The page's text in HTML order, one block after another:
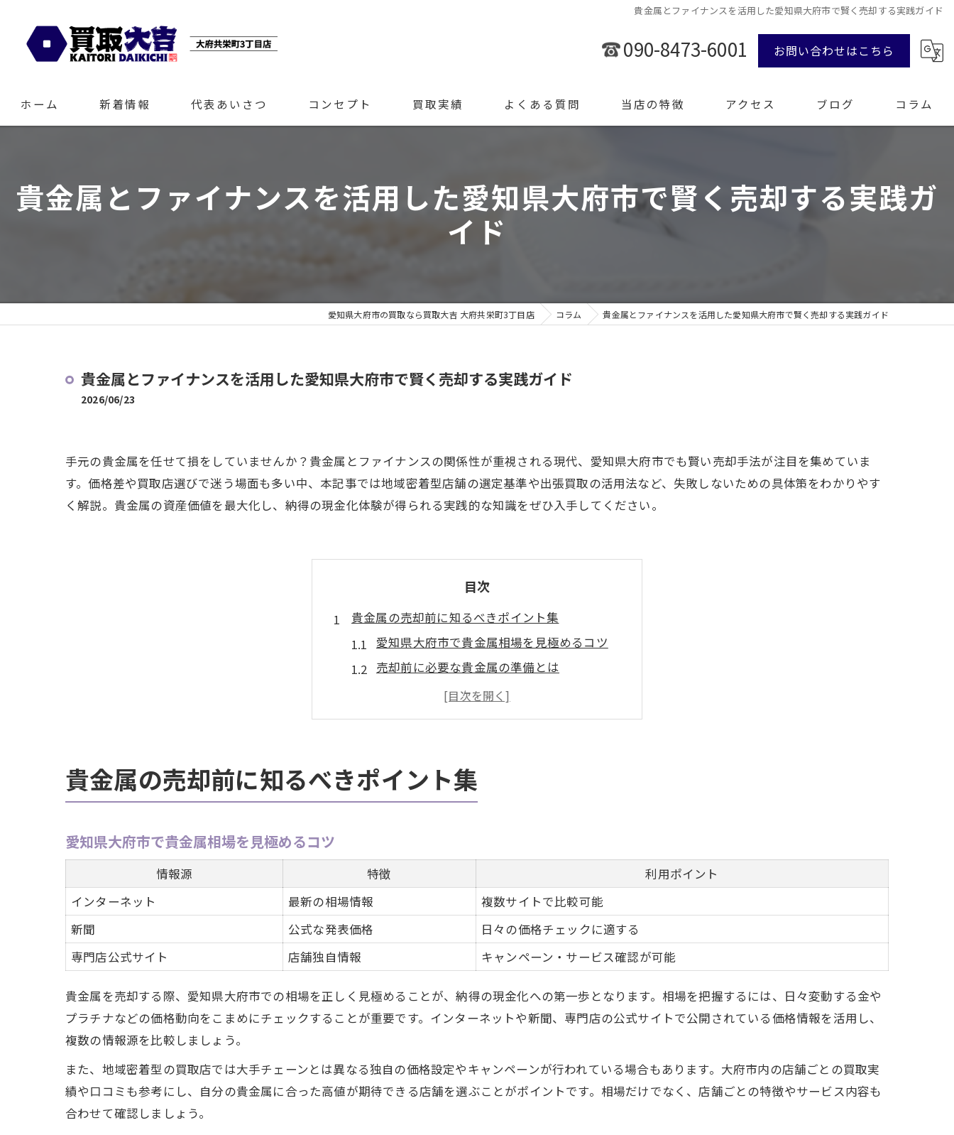
貴金属とファイナンスを活用した愛知県大府市で賢く売却する実践ガイド
090-8473-6001 お問い合わせはこちら
ホーム 新着情報 代表あいさつ コンセプト 買取実績 よくある質問 当店の特徴
ブランド品
アクセス ブログ コラム
貴金属とファイナンスを活用した愛知県大府市で賢く売却する実践ガ
イド
愛知県大府市の買取なら買取大吉 大府共栄町3丁目店 コラム 貴金属とファイナンスを活用した愛知県大府市で賢く売却する実践ガイド
貴金属とファイナンスを活用した愛知県大府市で賢く売却する実践ガイド
2026/06/23
手元の貴金属を任せて損をしていませんか？貴金属とファイナンスの関係性が重視される現代、愛知県大府市でも賢い売却手法が注目を集めていま
す。価格差や買取店選びで迷う場面も多い中、本記事では地域密着型店舗の選定基準や出張買取の活用法など、失敗しないための具体策をわかりやす
く解説。貴金属の資産価値を最大化し、納得の現金化体験が得られる実践的な知識をぜひ入手してください。
目次
貴金属の売却前に知るべきポイント集
愛知県大府市で貴金属相場を見極めるコツ
売却前に必要な貴金属の準備とは
買取手続きで注意したい貴金属のポイント
初めての方が安心できる貴金属売却の流れ
大府市で貴金属を現金化するコツを解説
大府市で高額買取を狙う貴金属の選び方
自宅で貴金属を現金化する際のポイント
現金化成功のための貴金属査定術
賢く選ぶ貴金属売却先の見極め方とは
貴金属売却先を比較して見極めるポイント
信頼できる貴金属買取先の選び方
貴金属売却で後悔しないための注意点
大府市で安心して貴金属を売るには
手軽に進める貴金属買取の最新事情
出張買取で叶う貴金属の手軽な売却法
貴金属の売却前に知るべきポイント集
愛知県大府市で貴金属相場を見極めるコツ
情報源 特徴
利用ポイント
インターネット
最新の相場情報
複数サイトで比較可能
新聞
公式な発表価格
日々の価格チェックに適する
専門店公式サイト
店舗独自情報 キャンペーン・サービス確認が可能
貴金属を売却する際、愛知県大府市での相場を正しく見極めることが、納得の現金化への第一歩となります。相場を把握するには、日々変動する金や
プラチナなどの価格動向をこまめにチェックすることが重要です。インターネットや新聞、専門店の公式サイトで公開されている価格情報を活用し、
複数の情報源を比較しましょう。
また、地域密着型の買取店では大手チェーンとは異なる独自の価格設定やキャンペーンが行われている場合もあります。大府市内の店舗ごとの買取実
績や口コミも参考にし、自分の貴金属に合った高値が期待できる店舗を選ぶことがポイントです。相場だけでなく、店舗ごとの特徴やサービス内容も
合わせて確認しましょう。